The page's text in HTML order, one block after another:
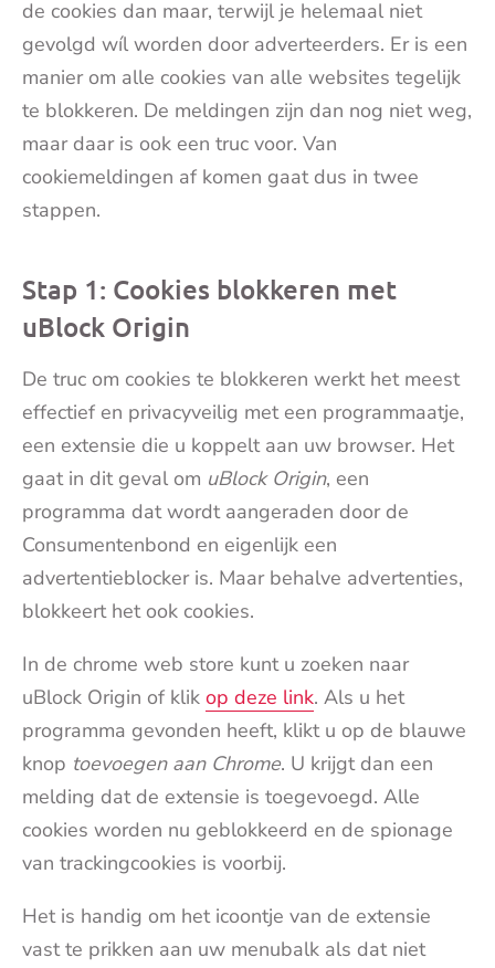
de cookies dan maar, terwijl je helemaal niet
gevolgd wíl worden door adverteerders. Er is een
manier om alle cookies van alle websites tegelijk
te blokkeren. De meldingen zijn dan nog niet weg,
maar daar is ook een truc voor. Van
cookiemeldingen af komen gaat dus in twee
stappen.
Stap 1: Cookies blokkeren met
uBlock Origin
De truc om cookies te blokkeren werkt het meest
effectief en privacyveilig met een programmaatje,
een extensie die u koppelt aan uw browser. Het
gaat in dit geval om uBlock Origin, een
programma dat wordt aangeraden door de
Consumentenbond en eigenlijk een
advertentieblocker is. Maar behalve advertenties,
blokkeert het ook cookies.
In de chrome web store kunt u zoeken naar
uBlock Origin of klik op deze link. Als u het
programma gevonden heeft, klikt u op de blauwe
knop toevoegen aan Chrome. U krijgt dan een
melding dat de extensie is toegevoegd. Alle
cookies worden nu geblokkeerd en de spionage
van trackingcookies is voorbij.
Het is handig om het icoontje van de extensie
vast te prikken aan uw menubalk als dat niet